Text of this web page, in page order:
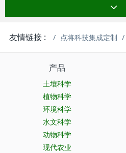
友情链接 : 点将科技集成定制
产品
土壤科学
植物科学
环境科学
水文科学
动物科学
现代农业